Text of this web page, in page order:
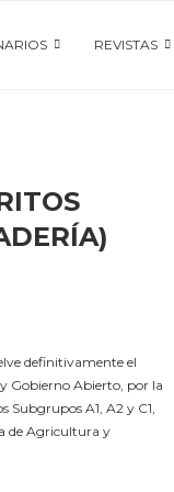
REVISTAS
definitivamente el
Gobierno Abierto, por la
Subgrupos A1, A2 y C1,
de Agricultura y